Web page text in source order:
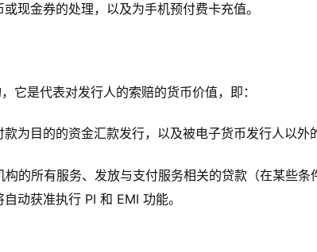
现金券的处理，以及为手机预付费卡充值。
它是代表对发行人的索赔的货币价值，即：
为目的的资金汇款发行，以及被电子货币发行人以外
的所有服务、发放与支付服务相关的贷款（在某些
动获准执行 PI 和 EMI 功能。